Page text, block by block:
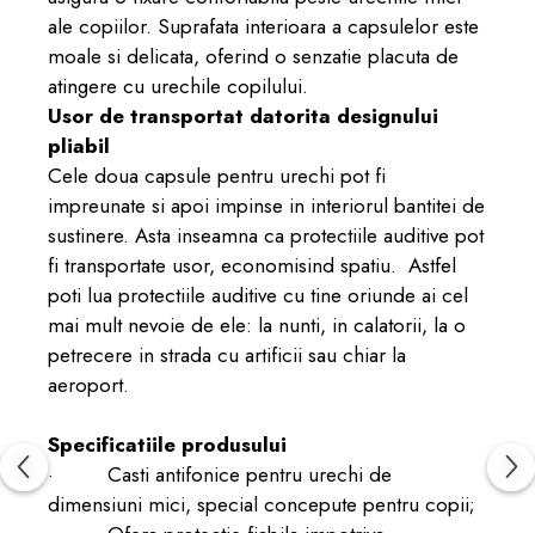
ale copiilor. Suprafata interioara a capsulelor este
moale si delicata, oferind o senzatie placuta de
atingere cu urechile copilului.
Usor de transportat datorita designului
pliabil
Cele doua capsule pentru urechi pot fi
impreunate si apoi impinse in interiorul bantitei de
sustinere. Asta inseamna ca protectiile auditive pot
fi transportate usor, economisind spatiu. Astfel
poti lua protectiile auditive cu tine oriunde ai cel
mai mult nevoie de ele: la nunti, in calatorii, la o
petrecere in strada cu artificii sau chiar la
aeroport.
Specificatiile produsului
· Casti antifonice pentru urechi de
dimensiuni mici, special concepute pentru copii;